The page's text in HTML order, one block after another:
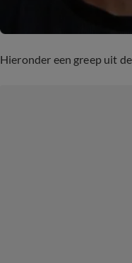
Hieronder een greep uit